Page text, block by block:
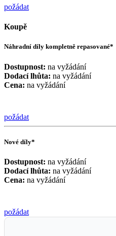
požádat
Koupě
Náhradní díly kompletně repasované*
Dostupnost: na vyžádání
Dodací lhůta: na vyžádání
Cena: na vyžádání
požádat
Nové díly*
Dostupnost: na vyžádání
Dodací lhůta: na vyžádání
Cena: na vyžádání
požádat